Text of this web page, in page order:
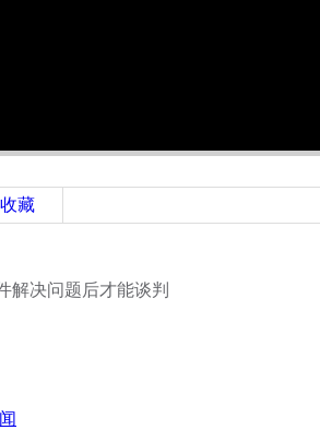
收藏
决问题后才能谈判